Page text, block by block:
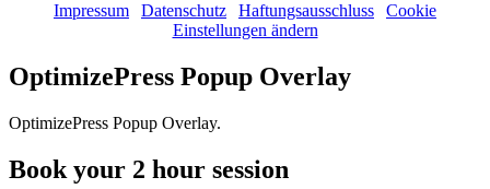
Impressum
Datenschutz Haftungsausschluss
Cookie
Einstellungen ändern
OptimizePress Popup Overlay
OptimizePress Popup Overlay.
Book your 2 hour session